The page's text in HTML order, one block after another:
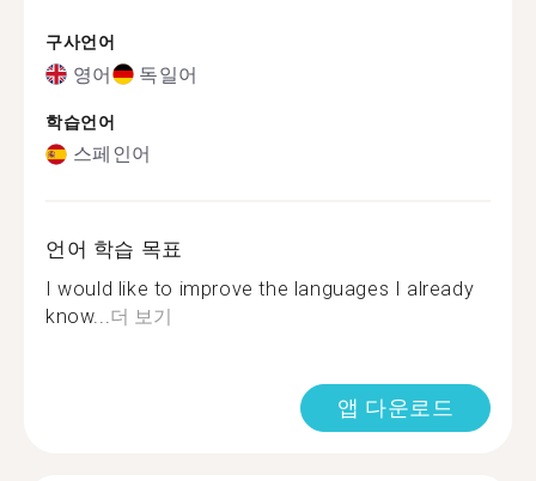
구사언어
영어 독일어
학습언어
스페인어
언어 학습 목표
I would like to improve the languages I already
know...더 보기
앱 다운로드